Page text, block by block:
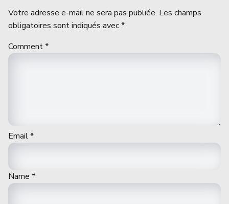
Votre adresse e-mail ne sera pas publiée. Les champs
obligatoires sont indiqués avec*
Comment*
Email*
Name *